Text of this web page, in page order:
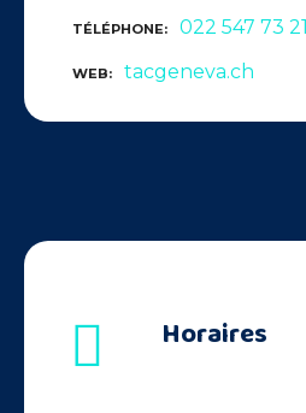
TÉLÉPHONE 022 547 73 21
WEB tacgeneva.ch
Horaires